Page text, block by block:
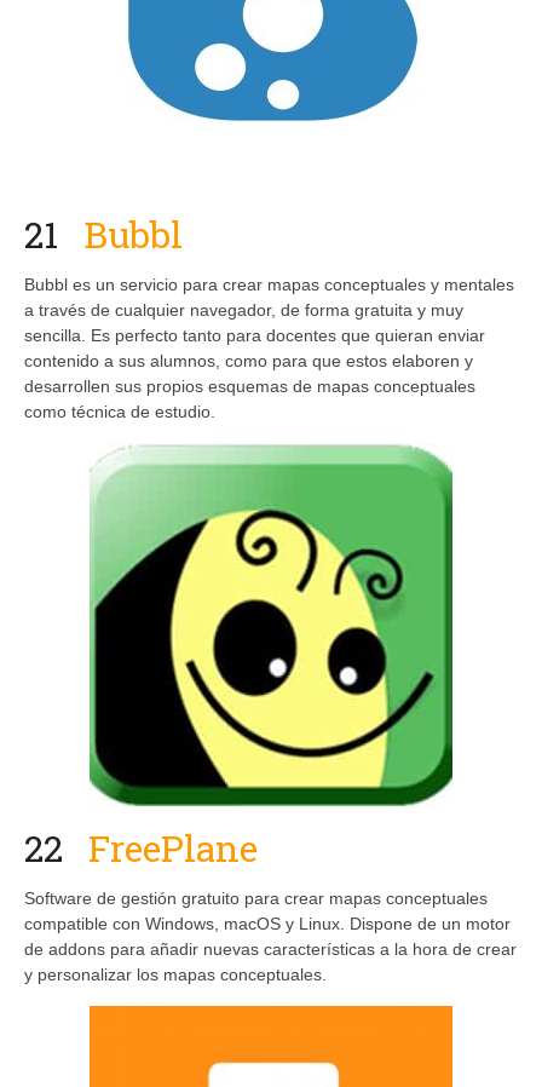
21 Bubbl
Bubbl es un servicio para crear mapas conceptuales y mentales
a través de cualquier navegador, de forma gratuita y muy
sencilla. Es perfecto tanto para docentes que quieran enviar
contenido a sus alumnos, como para que estos elaboren y
desarrollen sus propios esquemas de mapas conceptuales
como técnica de estudio.
22 FreePlane
Software de gestión gratuito para crear mapas conceptuales
compatible con Windows, macOS y Linux. Dispone de un motor
de addons para añadir nuevas características a la hora de crear
y personalizar los mapas conceptuales.